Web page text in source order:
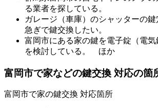
る業者を探している。
ガレージ（車庫）のシャッターの鍵
急ぎで鍵交換したい。
富岡市にある家の鍵を電子錠（電
を検討している。 ほか
富岡市で家などの鍵交換 対応の箇
富岡市で家の鍵交換 対応箇所